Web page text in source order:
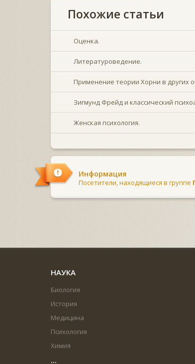
Похожие статьи
Оценка.
Литературоведение.
Применение теории Хорни в других
Зигмунд Фрейд и классический
Женская психология.
Информация
Посетители, находящиеся в группе
НАУКА
Биология
История
Медицина
Психология
Химия
...